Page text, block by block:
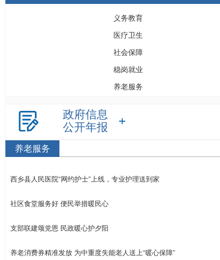
义务教育
医疗卫生
社会保障
稳岗就业
养老服务
政府信息
公开年报
养老服务
西乡县人民医院“网约护士”上线，专业护理送到家
社区食堂服务好 便民举措暖民心
支部联建颂党恩 民政暖心护夕阳
养老消费券精准发放 为中重度失能老人送上“暖心保障”